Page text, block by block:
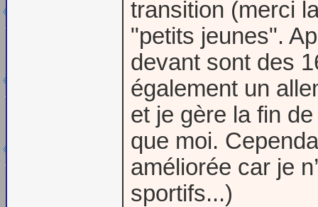
transition (merci
"petits jeunes".
devant sont des
également un
et je gère la fin
que moi.
améliorée car je
sportifs...)